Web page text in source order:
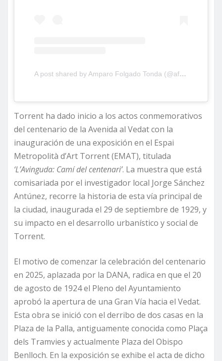
A post shared by Amparo Folgado Tonda (@aftorrent)
Torrent ha dado inicio a los actos conmemorativos
del centenario de la Avenida al Vedat con la
inauguración de una exposición en el Espai
Metropolità d’Art Torrent (EMAT), titulada
‘L’Avinguda: Camí del centenari’. La muestra que está
comisariada por el investigador local Jorge Sánchez
Antúnez, recorre la historia de esta vía principal de
la ciudad, inaugurada el 29 de septiembre de 1929, y
su impacto en el desarrollo urbanístico y social de
Torrent.
El motivo de comenzar la celebración del centenario
en 2025, aplazada por la DANA, radica en que el 20
de agosto de 1924 el Pleno del Ayuntamiento
aprobó la apertura de una Gran Vía hacia el Vedat.
Esta obra se inició con el derribo de dos casas en la
Plaza de la Palla, antiguamente conocida como Plaça
dels Tramvies y actualmente Plaza del Obispo
Benlloch. En la exposición se exhibe el acta de dicho